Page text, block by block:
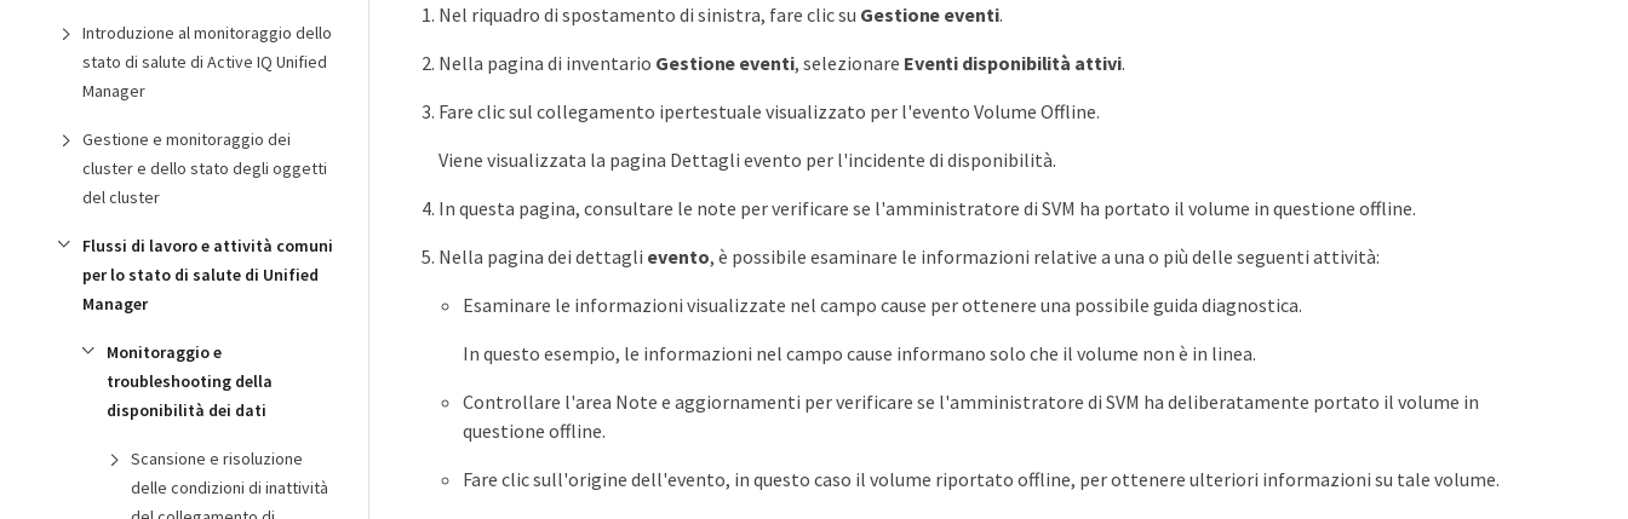
Introduzione al monitoraggio dello
stato di salute di Active IQ Unified
Manager
Gestione e monitoraggio dei
cluster e dello stato degli oggetti
del cluster
Flussi di lavoro e attività comuni
per lo stato di salute di Unified
Manager
Monitoraggio e
troubleshooting della
disponibilità dei dati
Scansione e risoluzione
delle condizioni di inattività
Nel riquadro di spostamento di sinistra, fare clic su Gestione eventi.
Nella pagina di inventario Gestione eventi, selezionare Eventi disponibilità attivi.
Fare clic sul collegamento ipertestuale visualizzato per l'evento Volume Offline.
Viene visualizzata la pagina Dettagli evento per l'incidente di disponibilità.
In questa pagina, consultare le note per verificare se l'amministratore di SVM ha portato il volume in questione offline.
Nella pagina dei dettagli evento, è possibile esaminare le informazioni relative a una o più delle seguenti attività:
Esaminare le informazioni visualizzate nel campo cause per ottenere una possibile guida diagnostica.
In questo esempio, le informazioni nel campo cause informano solo che il volume non è in linea.
Controllare l'area Note e aggiornamenti per verificare se l'amministratore di SVM ha deliberatamente portato il volume in
questione offline.
Fare clic sull'origine dell'evento, in questo caso il volume riportato offline, per ottenere ulteriori informazioni su tale volume.